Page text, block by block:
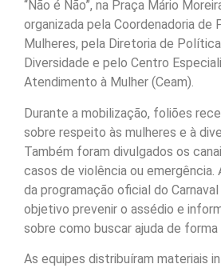
“Não é Não”, na Praça Mário
organizada pela Coordenadoria de
Mulheres, pela Diretoria de
Diversidade e pelo Centro
Atendimento à Mulher (Ceam).
Durante a mobilização, foliões
sobre respeito às mulheres e à
Também foram divulgados os
casos de violência ou emergência.
da programação oficial do
objetivo prevenir o assédio e
sobre como buscar ajuda de forma
As equipes distribuíram materiais